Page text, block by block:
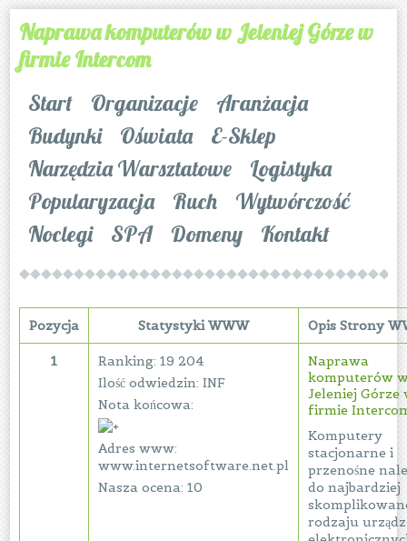
Naprawa komputerów w Jeleniej Górze w
firmie Intercom
Start
Organizacje
Aranżacja
Budynki
Oświata
E-Sklep
Narzędzia Warsztatowe
Logistyka
Popularyzacja
Ruch
Wytwórczość
Noclegi
SPA Domeny Kontakt
Pozycja Statystyki WWW Opis Strony
1
Ranking: 19 204
Ilość odwiedzin: INF
Nota końcowa:
Adres www:
www.internetsoftware.net.pl
Nasza ocena: 10
Naprawa
komputerów
Jeleniej Górze
firmie
Komputery
stacjonarne i
przenośne
do najbardziej
rodzaju